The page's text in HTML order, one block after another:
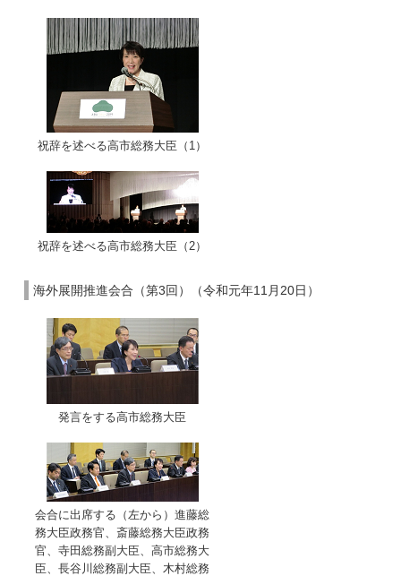
祝辞を述べる高市総務大臣（1）
祝辞を述べる高市総務大臣（2）
海外展開推進会合（第3回）（令和元年11月20日）
発言をする高市総務大臣
会合に出席する（左から）進藤総
務大臣政務官、斎藤総務大臣政務
官、寺田総務副大臣、高市総務大
臣、長谷川総務副大臣、木村総務